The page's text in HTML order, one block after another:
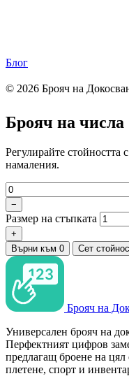
Блог
© 2026 Брояч на
Брояч на числа
Регулирайте стойността
намаления.
−
Размер на стъпката
+
Върни към 0
Сет
Брояч на
Универсален брояч на
Перфектният цифров
предлагащ броене на цял
плетене, спорт и